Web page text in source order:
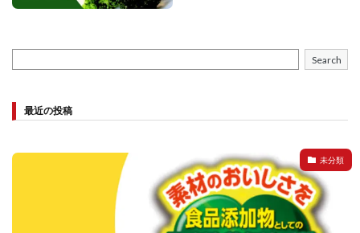
Search
最近の投稿
未分類